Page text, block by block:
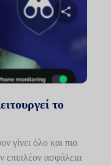
το
γίνει όλο και πιο
επιπλέον ασφάλεια